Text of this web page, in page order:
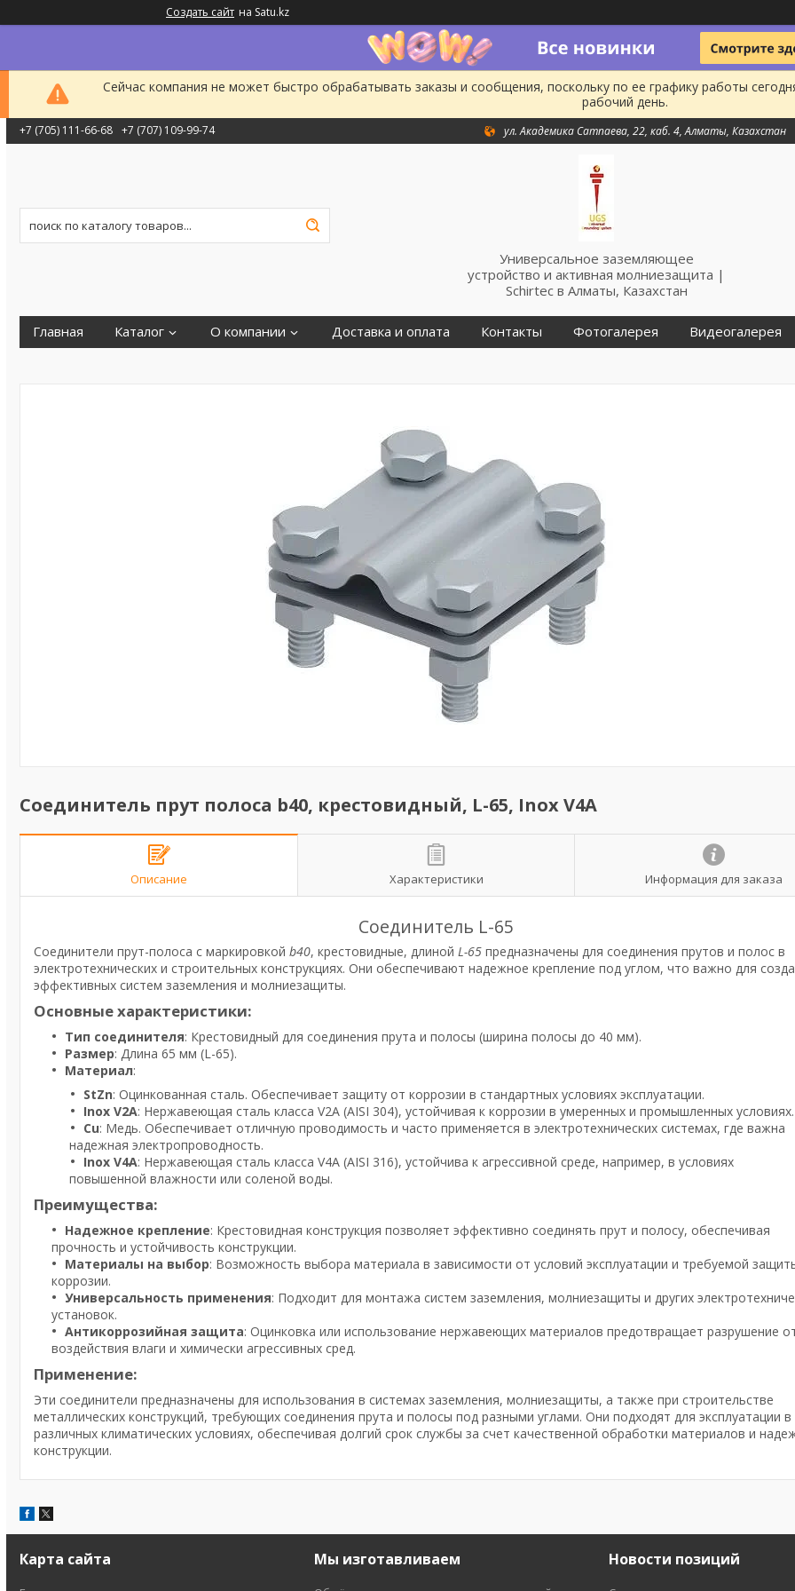
Создать сайт на Satu.kz
Сейчас компания не может быстро обрабатывать заказы и сообщения, поскольку по ее графику работы
рабочий день.
+7 (705) 111-66-68 +7 (707) 109-99-74 ул. Академика Сатпаева, 22, каб. 4, Алматы, Казахстан
Универсальное заземляющее
устройство и активная молниезащита |
Schirtec в Алматы, Казахстан
Главная Каталог О компании Доставка и оплата Контакты Фотогалерея Видеогалерея
Соединитель прут полоса b40, крестовидный, L-65, Inox V4A
Описание Характеристики Информация для заказа
Соединитель L-65
Соединители прут-полоса с маркировкой b40, крестовидные, длиной L-65 предназначены для соединения прутов и полос в
электротехнических и строительных конструкциях. Они обеспечивают надежное крепление под углом, что важно для
эффективных систем заземления и молниезащиты.
Основные характеристики:
Тип соединителя: Крестовидный для соединения прута и полосы (ширина полосы до 40 мм).
Размер: Длина 65 мм (L-65).
Материал:
StZn: Оцинкованная сталь. Обеспечивает защиту от коррозии в стандартных условиях эксплуатации.
Inox V2A: Нержавеющая сталь класса V2A (AISI 304), устойчивая к коррозии в умеренных и промышленных условиях.
Cu: Медь. Обеспечивает отличную проводимость и часто применяется в электротехнических системах, где важна
надежная электропроводность.
Inox V4A: Нержавеющая сталь класса V4A (AISI 316), устойчива к агрессивной среде, например, в условиях
повышенной влажности или соленой воды.
Преимущества:
Надежное крепление: Крестовидная конструкция позволяет эффективно соединять прут и полосу, обеспечивая
прочность и устойчивость конструкции.
Материалы на выбор: Возможность выбора материала в зависимости от условий эксплуатации и требуемой
коррозии.
Универсальность применения: Подходит для монтажа систем заземления, молниезащиты и других
установок.
Антикоррозийная защита: Оцинковка или использование нержавеющих материалов предотвращает разрушение
воздействия влаги и химически агрессивных сред.
Применение:
Эти соединители предназначены для использования в системах заземления, молниезащиты, а также при строительстве
металлических конструкций, требующих соединения прута и полосы под разными углами. Они подходят для эксплуатации в
различных климатических условиях, обеспечивая долгий срок службы за счет качественной обработки материалов и
конструкции.
Карта сайта Мы изготавливаем Новости позиций